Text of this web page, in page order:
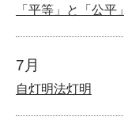
「平等」と「公平」
7月
自灯明法灯明